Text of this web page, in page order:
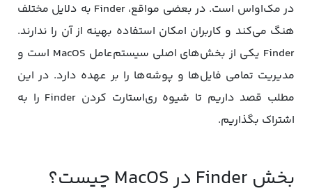
در مک‌اواس است. در بعضی مواقع، Finder به دلایل مختلف
هنگ می‌کند و کاربران امکان استفاده بهینه از آن را ندارند.
Finder یکی از بخش‌های اصلی سیستم‌عامل MacOS است و
مدیریت تمامی فایل‌ها و پوشه‌ها را بر عهده دارد. در این
مطلب قصد داریم تا شیوه ری‌استارت کردن Finder را به
اشتراک بگذاریم.
بخش Finder در MacOS چیست؟